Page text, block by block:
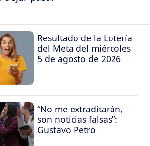
Resultado de la Lotería
del Meta del miércoles
5 de agosto de 2026
“No me extraditarán,
son noticias falsas”:
Gustavo Petro